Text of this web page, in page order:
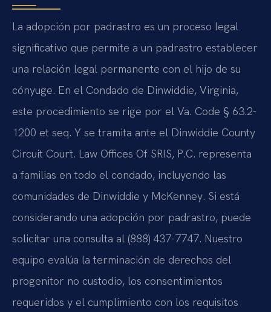
La adopción por padrastro es un proceso legal
significativo que permite a un padrastro establecer
una relación legal permanente con el hijo de su
cónyuge. En el Condado de Dinwiddie, Virginia,
este procedimiento se rige por el Va. Code § 63.2-
1200 et seq. Y se tramita ante el Dinwiddie County
Circuit Court. Law Offices Of SRIS, P.C. representa
a familias en todo el condado, incluyendo las
comunidades de Dinwiddie y McKenney. Si está
considerando una adopción por padrastro, puede
solicitar una consulta al (888) 437-7747. Nuestro
equipo evalúa la terminación de derechos del
progenitor no custodio, los consentimientos
requeridos y el cumplimiento con los requisitos